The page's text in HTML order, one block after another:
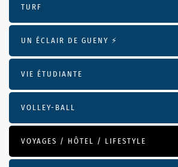
TURF
UN ÉCLAIR DE GUENY ⚡️
VIE ÉTUDIANTE
VOLLEY-BALL
VOYAGES / HÔTEL / LIFESTYLE